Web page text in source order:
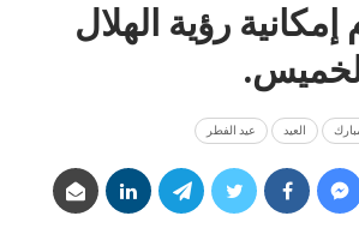
إمكانية رؤية الهلال
العيد عيد الفطر